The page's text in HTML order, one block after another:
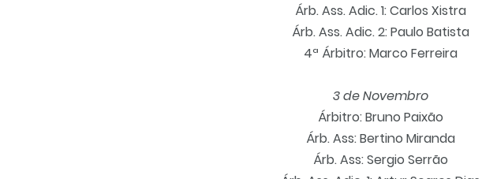
Árb. Ass. Adic. 1: Carlos Xistra
Árb. Ass. Adic. 2: Paulo Batista
4ª Árbitro: Marco Ferreira
3 de Novembro
Árbitro: Bruno Paixão
Árb. Ass: Bertino Miranda
Árb. Ass: Sergio Serrão